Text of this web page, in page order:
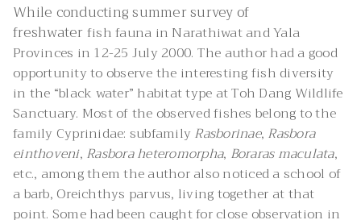
While conducting summer survey of
freshwaterfish fauna in Narathiwat and Yala
Provinces in 12-25 July 2000. The author had a good
opportunityto observe the interesting fish diversity
in the “black water” habitat type at Toh Dang Wildlife
Sanctuary. Most of the observed fishes belong to the
family Cyprinidae: subfamilyRasborinae, Rasbora
einthoveni, Rasbora heteromorpha, Boraras maculata,
etc., among them the authoralso noticed a school of
a barb, Oreichthys parvus, living together at that
point. Some hadbeen caught for close observation in